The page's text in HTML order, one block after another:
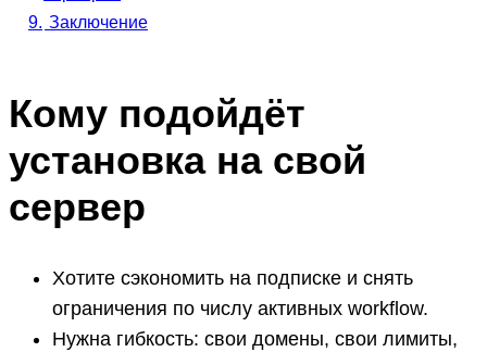
9. Заключение
Кому подойдёт
установка на свой
сервер
Хотите сэкономить на подписке и снять
ограничения по числу активных workflow.
Нужна гибкость: свои домены, свои лимиты,